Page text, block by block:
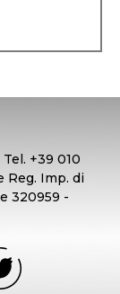
+39 010
Reg. Imp. di
320959 -